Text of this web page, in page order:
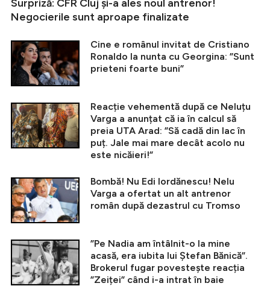
Surpriză: CFR Cluj și-a ales noul antrenor!
Negocierile sunt aproape finalizate
Cine e românul invitat de Cristiano
Ronaldo la nunta cu Georgina: ”Sunt
prieteni foarte buni”
Reacție vehementă după ce Neluțu
Varga a anunțat că ia în calcul să
preia UTA Arad: ”Să cadă din lac în
puț. Jale mai mare decât acolo nu
este nicăieri!”
Bombă! Nu Edi Iordănescu! Nelu
Varga a ofertat un alt antrenor
român după dezastrul cu Tromso
”Pe Nadia am întâlnit-o la mine
acasă, era iubita lui Ștefan Bănică”.
Brokerul fugar povestește reacția
”Zeiței” când i-a intrat în baie